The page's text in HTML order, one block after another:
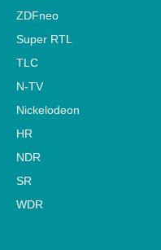
ZDFneo
Super RTL
TLC
N-TV
Nickelodeon
HR
NDR
SR
WDR